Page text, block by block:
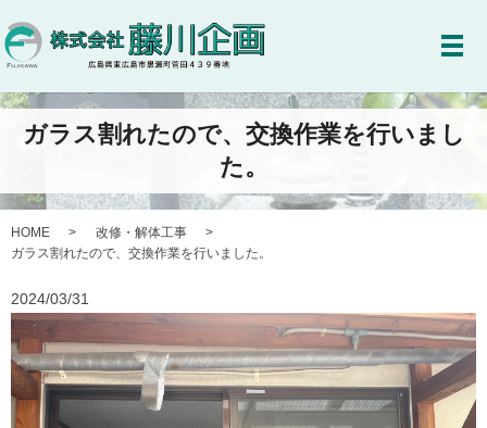
メ
ガラス割れたので、交換作業を行いまし
た。
HOME
改修・解体工事
ガラス割れたので、交換作業を行いました。
2024/03/31